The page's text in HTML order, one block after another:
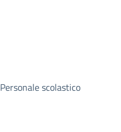
Personale scolastico